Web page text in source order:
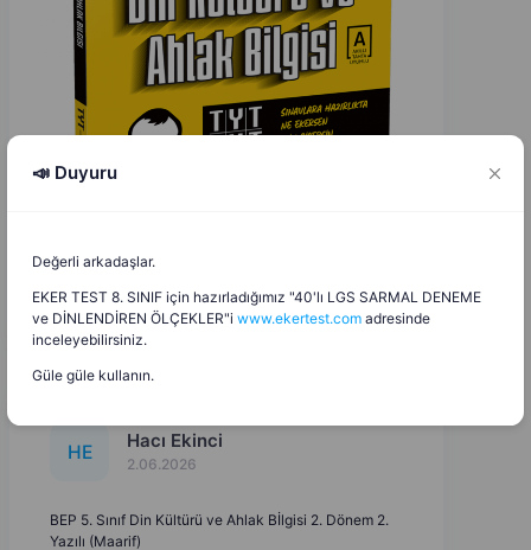
HE Hacı Ekinci
2.06.2026
BEP 5. Sınıf Din Kültürü ve Ahlak Bİlgisi 2. Dönem 2.
Yazılı (Maarif)
📣 Duyuru
Değerli arkadaşlar.
EKER TEST 8. SINIF için hazırladığımız "40'lı LGS SARMAL DENEME
ve DİNLENDİREN ÖLÇEKLER"i www.ekertest.com adresinde
inceleyebilirsiniz.
Güle güle kullanın.